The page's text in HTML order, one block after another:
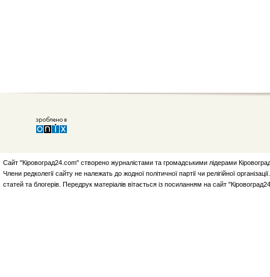
Сайт "Кіровоград24.com" створено журналістами та громадськими лідерами
Члени редколегії сайту не належать до жодної політичної партії чи релігійної
статей та блогерів. Передрук матеріалів вітається із посиланням на сайт